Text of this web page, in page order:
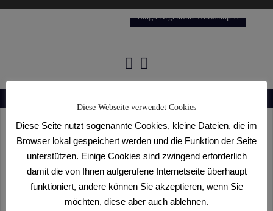
Tango Argentino Workshop II
Schnelles Aus und lange Gesichter in
Celle
30. Mai 2015 Toni Bontempo
Diese Webseite verwendet Cookies
Diese Seite nutzt sogenannte Cookies, kleine Dateien, die im
Browser lokal gespeichert werden und die Funktion der Seite
unterstützen. Einige Cookies sind zwingend erforderlich
damit die von Ihnen aufgerufene Internetseite überhaupt
funktioniert, andere können Sie akzeptieren, wenn Sie
möchten, diese aber auch ablehnen.